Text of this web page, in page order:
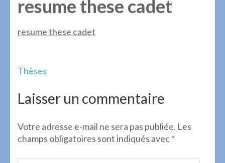
resume these cadet
resume these cadet
Navigation
l’article
Thèses
Laisser un commentaire
Votre adresse e-mail ne sera pas publiée. Les
champs obligatoires sont indiqués avec*